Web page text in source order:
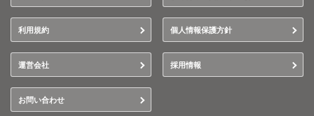
利用規約 個人情報保護方針
運営会社 採用情報
お問い合わせ